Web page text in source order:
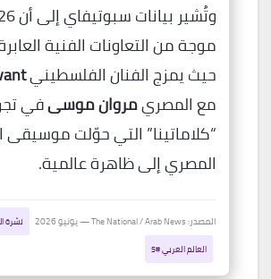
موجة من التعاونات الفنية
حيث يمزج الفنان الفلسطيني
مع المصريمروان موسىفي
“كلاماتينا” التي حوّلت موسيقى
المصري إلى ظاهرة عالمية.
المصدر: The National / Arab News — يونيو 2026
نشرة
العالم العربي #5